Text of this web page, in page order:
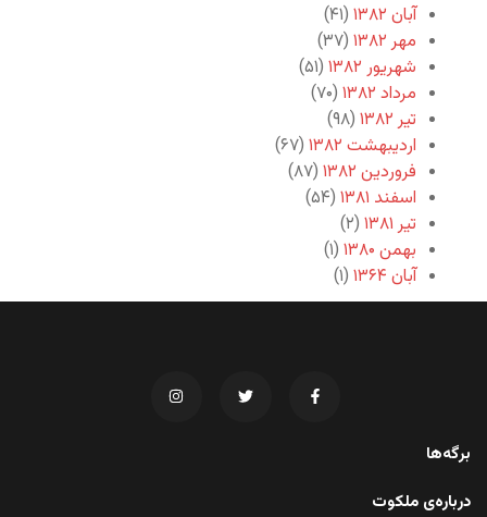
آبان ۱۳۸۲
(۴۱)
مهر ۱۳۸۲
(۳۷)
شهریور ۱۳۸۲
(۵۱)
مرداد ۱۳۸۲
(۷۰)
تیر ۱۳۸۲
(۹۸)
اردیبهشت ۱۳۸۲
(۶۷)
فروردین ۱۳۸۲
(۸۷)
اسفند ۱۳۸۱
(۵۴)
تیر ۱۳۸۱
(۲)
بهمن ۱۳۸۰
(۱)
آبان ۱۳۶۴
(۱)
برگه‌ها
درباره‌ی ملکوت